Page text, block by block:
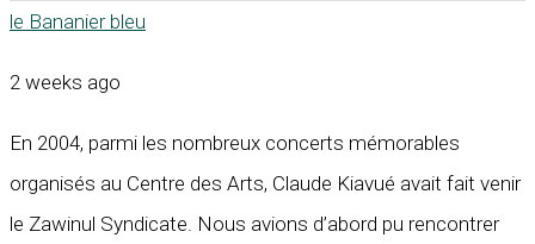
le Bananier bleu
2 weeks ago
En 2004, parmi les nombreux concerts mémorables
organisés au Centre des Arts, Claude Kiavué avait fait venir
le Zawinul Syndicate. Nous avions d’abord pu rencontrer